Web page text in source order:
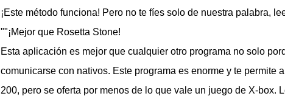
¡Este método funciona! Pero no te fíes solo de nuestra palabra,
""¡Mejor que Rosetta Stone!
Esta aplicación es mejor que cualquier otro programa no solo
comunicarse con nativos. Este programa es enorme y te
200, pero se oferta por menos de lo que vale un juego de X-